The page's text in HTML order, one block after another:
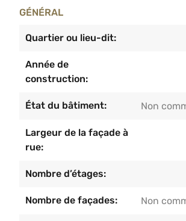
prescriptions
info@agimmobiliere.be
GÉNÉRAL
Quartier ou lieu-dit:
Année de
construction:
État du bâtiment: Non
Largeur de la façade à
rue:
Nombre d’étages:
Nombre de façades: Non